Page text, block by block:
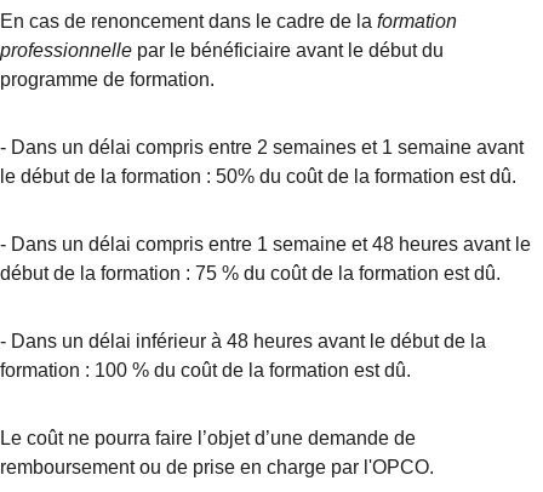
En cas de renoncement dans le cadre de la formation
professionnelle par le bénéficiaire avant le début du
programme de formation.
- Dans un délai compris entre 2 semaines et 1 semaine avant
le début de la formation : 50% du coût de la formation est dû.
- Dans un délai compris entre 1 semaine et 48 heures avant le
début de la formation : 75 % du coût de la formation est dû.
- Dans un délai inférieur à 48 heures avant le début de la
formation : 100 % du coût de la formation est dû.
Le coût ne pourra faire l’objet d’une demande de
remboursement ou de prise en charge par l'OPCO.